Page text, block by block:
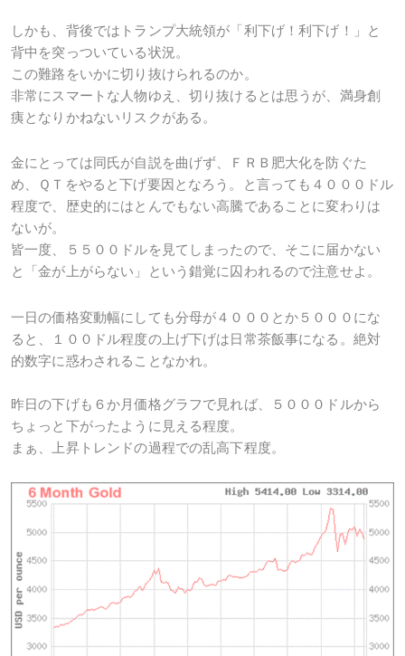
しかも、背後ではトランプ大統領が「利下げ！利下げ！」と
背中を突っついている状況。
この難路をいかに切り抜けられるのか。
非常にスマートな人物ゆえ、切り抜けるとは思うが、満身創
痍となりかねないリスクがある。
金にとっては同氏が自説を曲げず、ＦＲＢ肥大化を防ぐた
め、ＱＴをやると下げ要因となろう。と言っても４０００ドル
程度で、歴史的にはとんでもない高騰であることに変わりは
ないが。
皆一度、５５００ドルを見てしまったので、そこに届かない
と「金が上がらない」という錯覚に囚われるので注意せよ。
一日の価格変動幅にしても分母が４０００とか５０００にな
ると、１００ドル程度の上げ下げは日常茶飯事になる。絶対
的数字に惑わされることなかれ。
昨日の下げも６か月価格グラフで見れば、５０００ドルから
ちょっと下がったように見える程度。
まぁ、上昇トレンドの過程での乱高下程度。